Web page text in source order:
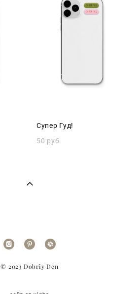
Супер Гуд!
50 pуб.
© 2023 Dobriy Den